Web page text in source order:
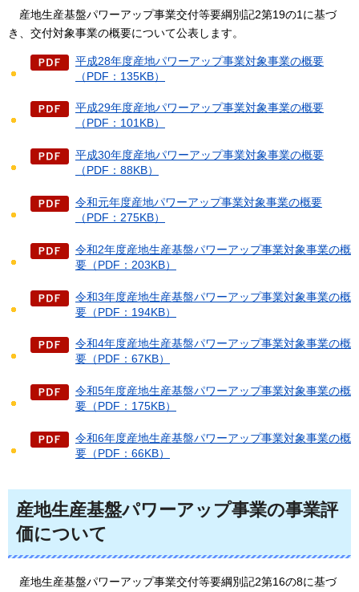
産地生産基盤パワーアップ事業交付等要綱別記2第19の1に基づ
き、交付対象事業の概要について公表します。
平成28年度産地パワーアップ事業対象事業の概要
（PDF：135KB）
平成29年度産地パワーアップ事業対象事業の概要
（PDF：101KB）
平成30年度産地パワーアップ事業対象事業の概要
（PDF：88KB）
令和元年度産地パワーアップ事業対象事業の概要
（PDF：275KB）
令和2年度産地生産基盤パワーアップ事業対象事業の概
要（PDF：203KB）
令和3年度産地生産基盤パワーアップ事業対象事業の概
要（PDF：194KB）
令和4年度産地生産基盤パワーアップ事業対象事業の概
要（PDF：67KB）
令和5年度産地生産基盤パワーアップ事業対象事業の概
要（PDF：175KB）
令和6年度産地生産基盤パワーアップ事業対象事業の概
要（PDF：66KB）
産地生産基盤パワーアップ事業の事業評
価について
産地生産基盤パワーアップ事業交付等要綱別記2第16の8に基づ